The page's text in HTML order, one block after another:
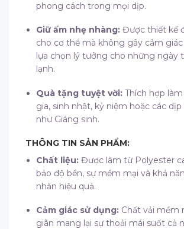
phong cách trong mọi dịp.
Giữ ấm nhẹ nhàng: Được thiết kế
cho cơ thể mà không gây cảm giác
lựa chọn lý tưởng cho những ngày
lạnh.
Quà tặng tuyệt vời: Thích hợp
gia, sinh nhật, kỷ niệm hoặc các dịp
như Giáng sinh.
THÔNG TIN SẢN PHẨM:
Chất liệu: Được làm từ Polyester
bảo độ bền, sự mềm mại và khả
nhăn hiệu quả.
Cảm giác sử dụng: Chất vải mềm
giãn mang lại sự thoải mái suốt cả